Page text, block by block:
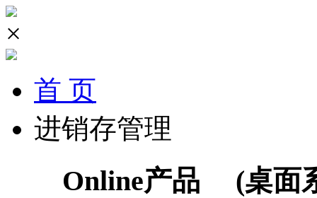
×
首 页
进销存管理
Online产品 (桌面